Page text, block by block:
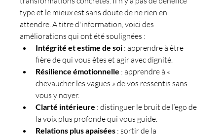
type et le mieux est sans doute de ne rien en
attendre. A titre d'information, voici des
améliorations qui ont été soulignées :
Intégrité et estime de soi : apprendre à être
fière de qui vous êtes et agir avec dignité.
Résilience émotionnelle : apprendre à «
chevaucher les vagues » de vos ressentis sans
vous y noyer.
Clarté intérieure : distinguer le bruit de l’ego de
la voix plus profonde qui vous guide.
Relations plus apaisées : sortir de la